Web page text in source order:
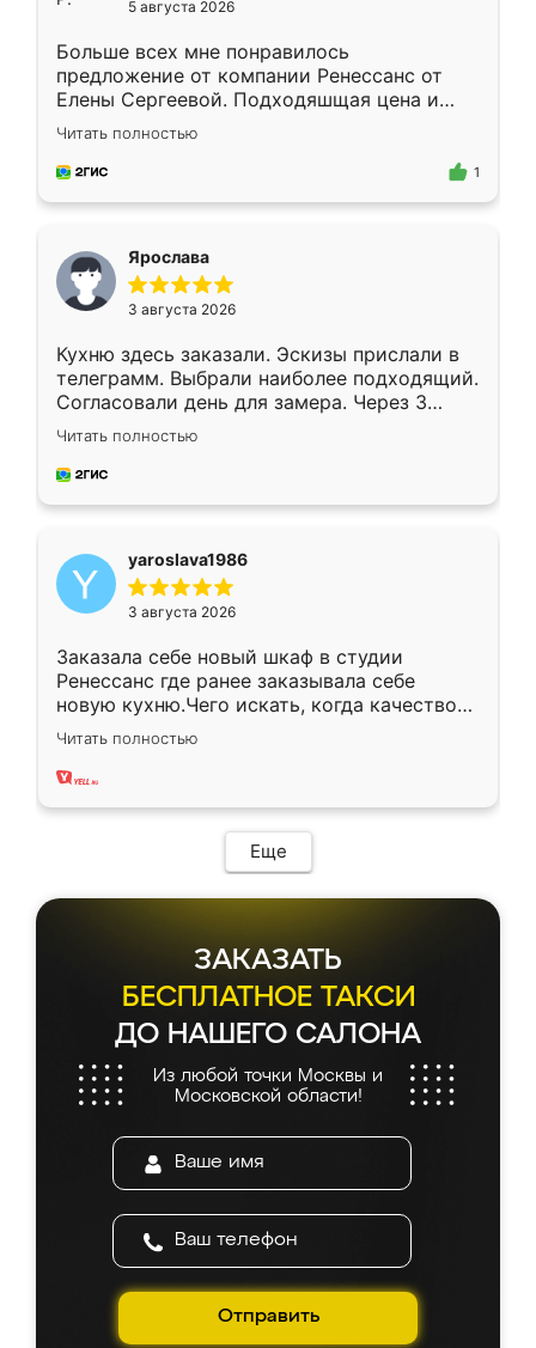
5 августа 2026
Больше всех мне понравилось
предложение от компании Ренессанс от
Елены Сергеевой. Подходяшщая цена и
короткие сроки изготовления. Приехавший
для замера сотрудник Владислав
предложил по моему эскизу самый
Читать полностью
1
Ярослава
3 августа 2026
Кухню здесь заказали. Эскизы прислали в
телеграмм. Выбрали наиболее подходящий.
Согласовали день для замера. Через 3
недели кухня была уже готова. Остались
довольны работой. Спасибо Ренессанс
мебель за качественную работу!
Читать полностью
yaroslava1986
3 августа 2026
Заказала себе новый шкаф в студии
Ренессанс где ранее заказывала себе
новую кухню.Чего искать, когда качеством
вполне довольна. Служит кухня уже почти
два года, нареканий нет.
Читать полностью
Еще
ЗАКАЗАТЬ
БЕСПЛАТНОЕ ТАКСИ
ДО НАШЕГО САЛОНА
Из любой точки Москвы и
Московской области!
Отправить